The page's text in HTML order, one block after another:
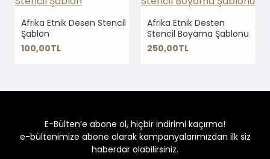
Afrika Etnik Desen Stencil
Şablon
100,00TL
Afrika Etnik Desten
Stencil Boyama Şablonu
250,00TL
E-Bülten’e abone ol, hiçbir indirimi kaçırma!
e-bültenimize abone olarak kampanyalarımızdan ilk siz
haberdar olabilirsiniz.